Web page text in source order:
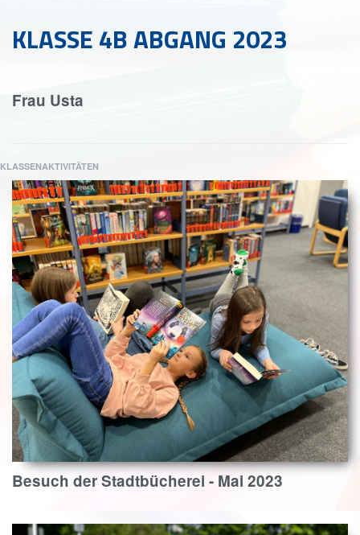
KLASSE 4B ABGANG 2023
Frau Usta
KLASSENAKTIVITÄTEN
Besuch der Stadtbücherei - Mai 2023